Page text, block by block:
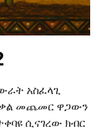
አስፈላጊ
ቃል መጨመር ዋጋውን
ሲናገረው ክብር